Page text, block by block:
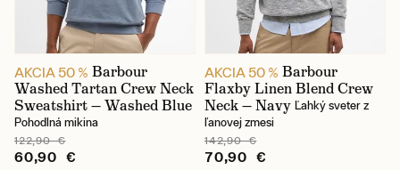
AKCIA 50 % Barbour
Washed Tartan Crew Neck
Sweatshirt — Washed Blue
Pohodlná mikina
122,90 €
60,90 €
AKCIA 50 % Barbour
Flaxby Linen Blend Crew
Neck — Navy Ľahký sveter z
ľanovej zmesi
142,90 €
70,90 €